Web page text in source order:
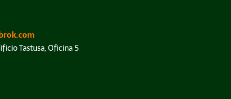
Tastusa, Oficina 5